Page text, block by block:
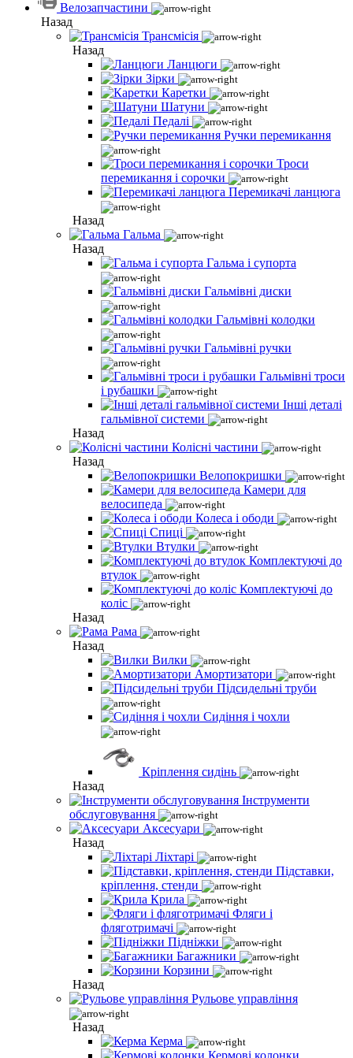
Велозапчастини
Назад
Трансмісія
Назад
Ланцюги
Зірки
Каретки
Шатуни
Педалі
Ручки перемикання
Троси
перемикання і сорочки
Перемикачі ланцюга
Назад
Гальма
Назад
Гальма і супорта
Гальмівні диски
Гальмівні колодки
Гальмівні ручки
Гальмівні троси
і рубашки
Інші деталі
гальмівної системи
Назад
Колісні частини
Назад
Велопокришки
Камери для
велосипеда
Колеса і ободи
Спиці
Втулки
Комплектуючі до
втулок
Комплектуючі до
коліс
Назад
Рама
Назад
Вилки
Амортизатори
Підсидельні труби
Сидіння і чохли
Кріплення сидінь
Назад
Інструменти
обслуговування
Аксесуари
Назад
Ліхтарі
Підставки,
кріплення, стенди
Крила
Фляги і
фляготримачі
Підніжки
Багажники
Корзини
Назад
Рульове управління
Назад
Керма
Кермові колонки